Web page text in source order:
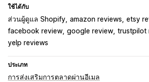
ใช้ได้กับ
ส่วนผู้ดูแล Shopify amazon reviews etsy
facebook review google review trustpilot
yelp reviews
ประเภท
การส่งเสริมการตลาดผ่านอีเมล